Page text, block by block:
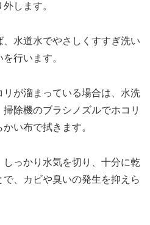
します。
水道水でやさしくすすぎ洗い
行います。
が溜まっている場合は、水洗
除機のブラシノズルでホコリ
い布で拭きます。
っかり水気を切り、十分に乾
、カビや臭いの発生を抑えら